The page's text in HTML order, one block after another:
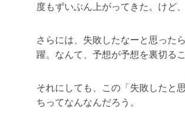
度もずいぶん上がってきた。けど
さらには、失敗したなーと思った
躍。なんて、予想が予想を裏切る
それにしても、この「失敗したと
ちってなんなんだろう。